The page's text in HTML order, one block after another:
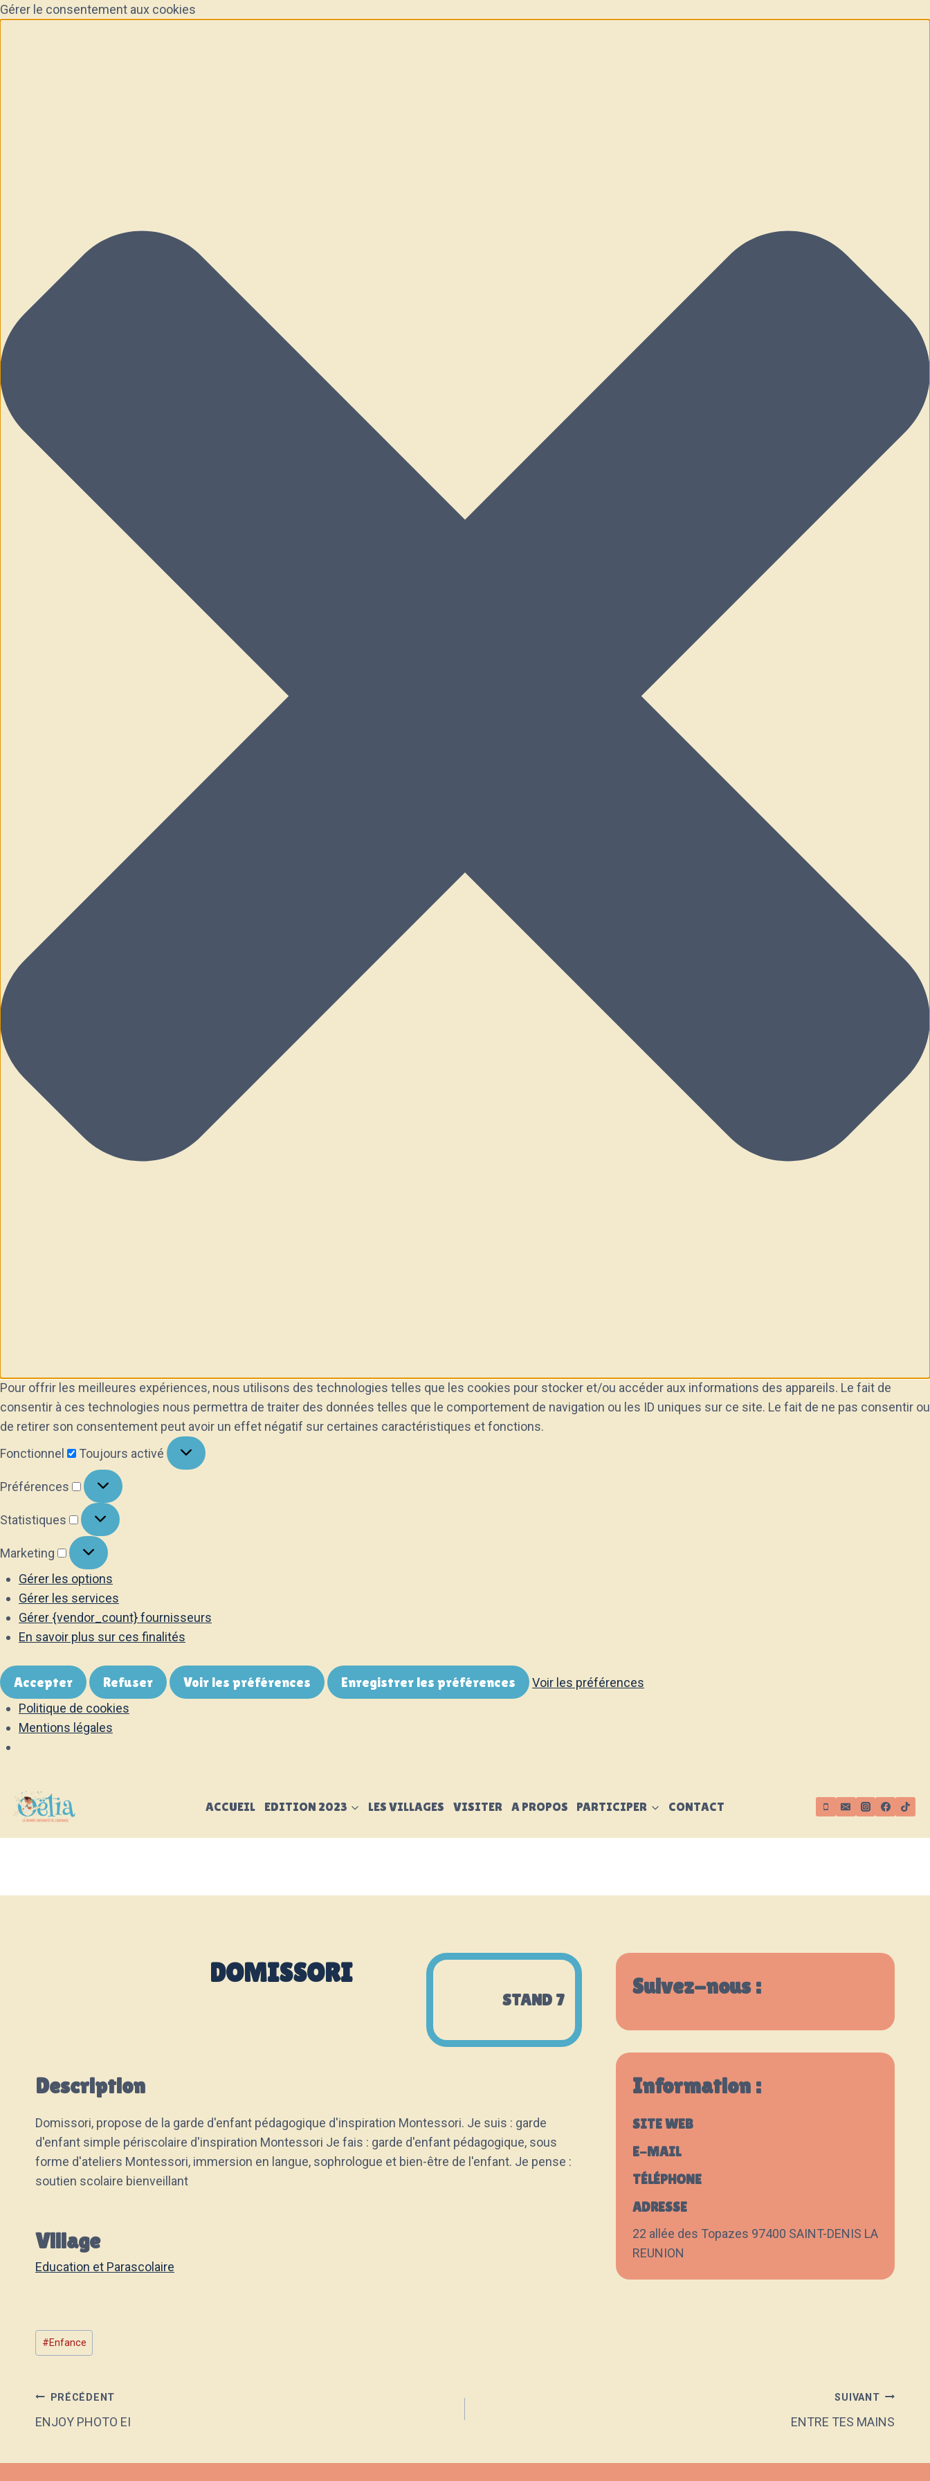
Gérer le consentement aux cookies
Pour offrir les meilleures expériences, nous utilisons des technologies telles que les cookies pour stocker et/ou accéder aux informations des appareils. Le fait de
consentir à ces technologies nous permettra de traiter des données telles que le comportement de navigation ou les ID uniques sur ce site. Le fait de ne pas consentir ou
de retirer son consentement peut avoir un effet négatif sur certaines caractéristiques et fonctions.
Fonctionnel
Toujours activé
Préférences
Préférences
Statistiques
Statistiques
Marketing
Marketing
Gérer les options
Gérer les services
Gérer {vendor_count} fournisseurs
En savoir plus sur ces finalités
Accepter Refuser Voir les préférences Enregistrer les préférences
Voir les préférences
Politique de cookies
Mentions légales
contenu
ACCUEIL EDITION 2023 LES VILLAGES VISITER A PROPOS PARTICIPER CONTACT
DOMISSORI
STAND 7
Description
Domissori, propose de la garde d'enfant pédagogique d'inspiration Montessori. Je suis : garde
d'enfant simple périscolaire d'inspiration Montessori Je fais : garde d'enfant pédagogique, sous
forme d'ateliers Montessori, immersion en langue, sophrologue et bien-être de l'enfant. Je pense :
soutien scolaire bienveillant
Village
Education et Parascolaire
Suivez-nous :
Information :
SITE WEB
E-MAIL
TÉLÉPHONE
ADRESSE
22 allée des Topazes 97400 SAINT-DENIS LA
REUNION
Étiquettes
de
publication :
#Enfance
Navigation
PRÉCÉDENT
ENJOY PHOTO EI
SUIVANT
ENTRE TES MAINS